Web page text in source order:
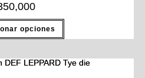
opciones